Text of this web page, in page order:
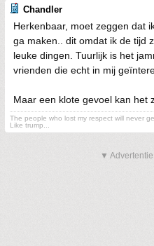
Chandler
Herkenbaar, moet zeggen dat
ga maken.. dit omdat ik de tijd
leuke dingen. Tuurlijk is het
vrienden die echt in mij
Maar een klote gevoel kan het
The people who lost my respect will never
Like trump...
▼